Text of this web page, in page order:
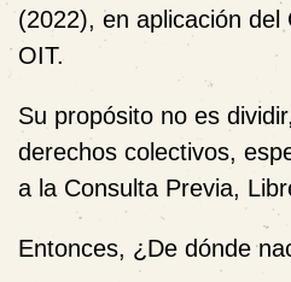
(2022), en aplicación del
OIT.
Su propósito no es
derechos colectivos,
a la Consulta Previa,
Entonces, ¿De dónde